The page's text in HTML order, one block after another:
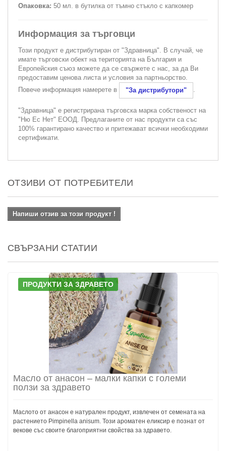
Опаковка: 50 мл. в бутилка от тъмно стъкло с капкомер
Информация за търговци
Този продукт е дистрибутиран от "Здравница". В случай, че
имате търговски обект на територията на България и
Европейския съюз можете да се свържете с нас, за да Ви
предоставим ценова листа и условия за партньорство.
Повече информация намерете в
"За дистрибутори" .
"Здравница" е регистрирана търговска марка собственост на
"Ню Ес Нет" ЕООД. Предлаганите от нас продукти са със
100% гарантирано качество и притежават всички необходими
сертификати.
ОТЗИВИ ОТ ПОТРЕБИТЕЛИ
Напиши отзив за този продукт !
СВЪРЗАНИ СТАТИИ
ПРОДУКТИ ЗА ЗДРАВЕТО
Масло от анасон – малки капки с големи
ползи за здравето
Маслото от анасон е натурален продукт, извлечен от семената на
растението Pimpinella anisum. Този ароматен еликсир е познат от
векове със своите благоприятни свойства за здравето.